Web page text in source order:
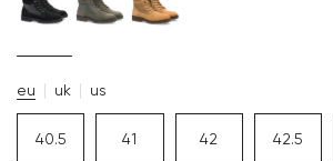
eu uk us
40.5 41 42 42.5